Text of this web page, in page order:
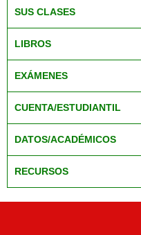
SUS CLASES
LIBROS
EXÁMENES
CUENTA/ESTUDIANTIL
DATOS/ACADÉMICOS
RECURSOS